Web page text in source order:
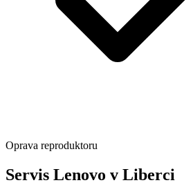
Oprava reproduktoru
Servis Lenovo v Liberci